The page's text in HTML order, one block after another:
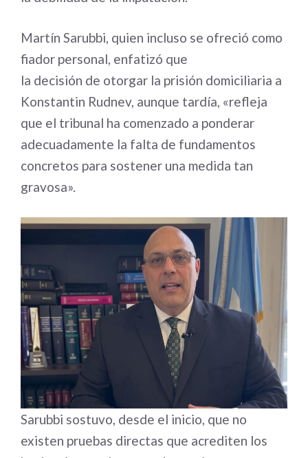
Martín Sarubbi, quien incluso se ofreció como
fiador personal, enfatizó que
la decisión de otorgar la prisión domiciliaria a
Konstantin Rudnev, aunque tardía, «refleja
que el tribunal ha comenzado a ponderar
adecuadamente la falta de fundamentos
concretos para sostener una medida tan
gravosa».
Sarubbi sostuvo, desde el inicio, que no
existen pruebas directas que acrediten los